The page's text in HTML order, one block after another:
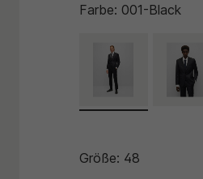
Farbe: 001-Black
Größe: 48